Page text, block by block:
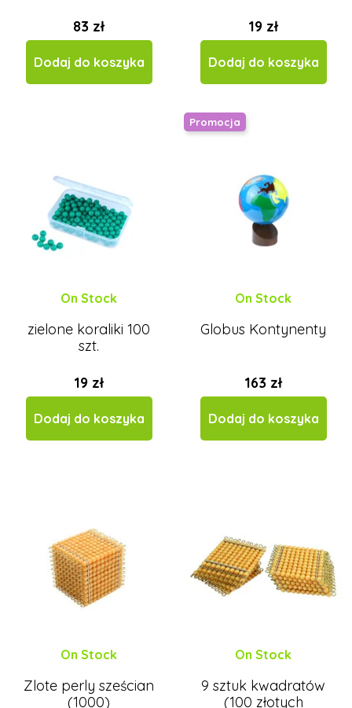
83 zł
Dodaj do koszyka
19 zł
Dodaj do koszyka
On Stock
zielone koraliki 100
szt.
19 zł
Dodaj do koszyka
Promocja
On Stock
Globus Kontynenty
163 zł
Dodaj do koszyka
On Stock
Zlote perly sześcian
(1000)
On Stock
9 sztuk kwadratów
(100 złotych